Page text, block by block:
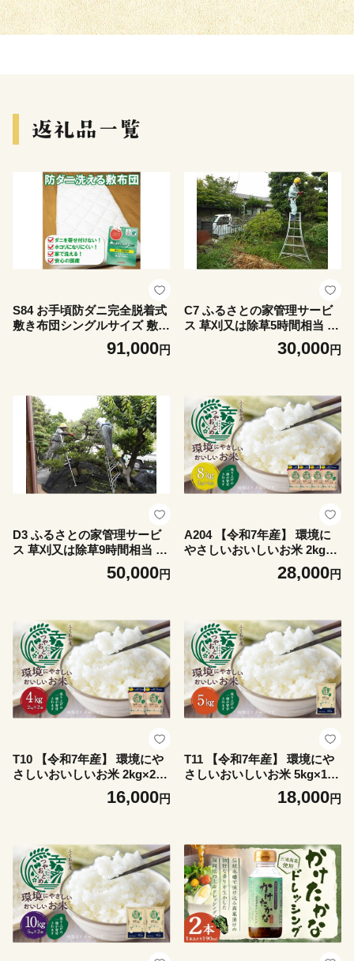
S84 お手頃防ダニ完全脱着式
敷き布団シングルサイズ 敷布
団 敷き布団 布団 寝具 完全脱
着式 脱着式 脱着 国産 シング
91,000円
C7 ふるさとの家管理サービ
ス 草刈又は除草5時間相当 家
管理 ふるさと 管理サービス
実家 親戚 空き家 お手入れ
30,000円
D3 ふるさとの家管理サービ
ス 草刈又は除草9時間相当 家
管理 ふるさと 管理サービス
実家 親戚 空き家 お手入れ
50,000円
A204 【令和7年産】 環境に
やさしいおいしいお米 2kg×4
袋 合計8kg 【2026年10月上
旬迄順次発送予定】 つやおと28,000円
T10 【令和7年産】 環境にや
さしいおいしいお米 2kg×2袋
合計4kg 【2026年10月上旬迄
順次発送予定】 つやおとめ
16,000円
T11 【令和7年産】 環境にや
さしいおいしいお米 5kg×1袋
【2026年10月上旬迄順次発送
予定】 つやおとめ 精米 米 バ
18,000円